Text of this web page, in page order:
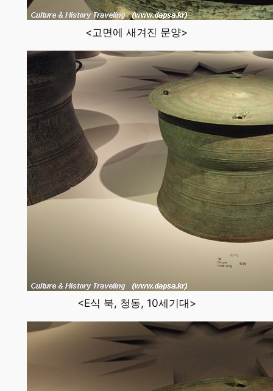
<고면에 새겨진 문양>
<E식 북, 청동, 10세기대>